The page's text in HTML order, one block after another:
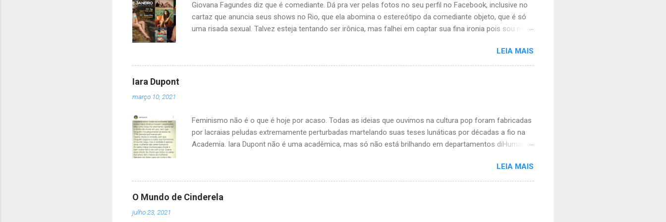
Giovana Fagundes diz que é comediante. Dá pra ver pelas fotos no seu perfil no Facebook, inclusive no
cartaz que anuncia seus shows no Rio, que ela abomina o estereótipo da comediante objeto, que é só
uma risada sexual. Talvez esteja tentando ser irônica, mas falhei em captar sua fina ironia pois sou meio
onde ela faz comédia. Limita-se a fazer videos sobre assuntos lacradores onde solta um bordão ou
outro no meio, como o do insistente e pedante homem hetero branco privilegiado. Se é para rir eu não
LEIA MAIS
Iara Dupont
março 10, 2021
Feminismo não é o que é hoje por acaso. Todas as ideias que ouvimos na cultura pop foram fabricadas
por lacraias peludas extremamente perturbadas martelando suas teses lunáticas por décadas a fio na
Academia. Iara Dupont não é uma acadêmica, mas só não está brilhando em departamentos diHumanas
falta: borderline, esquizofrênica, completamente desconectada da realidade, cheia de neuroses, incapaz
de pensar logicamente, espatifada violentamente no the wall e com muita vontade de odiar macho,
Dupont tem todas as virtudes necessárias para ser uma lacraia top influente no meio acadêmico. Não
LEIA MAIS
O Mundo de Cinderela
julho 23, 2021